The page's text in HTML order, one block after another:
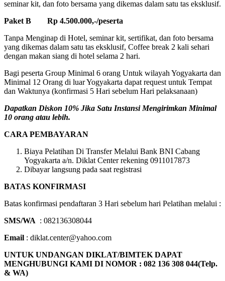
seminar kit, dan foto bersama yang dikemas dalam satu tas eksklusif.
Paket B Rp 4.500.000,-/peserta
Tanpa Menginap di Hotel, seminar kit, sertifikat, dan foto bersama
yang dikemas dalam satu tas eksklusif, Coffee break 2 kali sehari
dengan makan siang di hotel selama 2 hari.
Bagi peserta Group Minimal 6 orang Untuk wilayah Yogyakarta dan
Minimal 12 Orang di luar Yogyakarta dapat request untuk Tempat
dan Waktunya (konfirmasi 5 Hari sebelum Hari pelaksanaan)
Dapatkan Diskon 10% Jika Satu Instansi Mengirimkan Minimal
10 orang atau lebih.
CARA PEMBAYARAN
Biaya Pelatihan Di Transfer Melalui Bank BNI Cabang
Yogyakarta a/n. Diklat Center rekening 0911017873
Dibayar langsung pada saat registrasi
BATAS KONFIRMASI
Batas konfirmasi pendaftaran 3 Hari sebelum hari Pelatihan melalui :
SMS/WA : 082136308044
Email : diklat.center@yahoo.com
UNTUK UNDANGAN DIKLAT/BIMTEK DAPAT
MENGHUBUNGI KAMI DI NOMOR : 082 136 308 044(Telp.
& WA)